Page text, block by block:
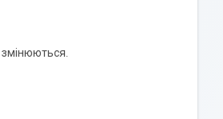
змінюються.